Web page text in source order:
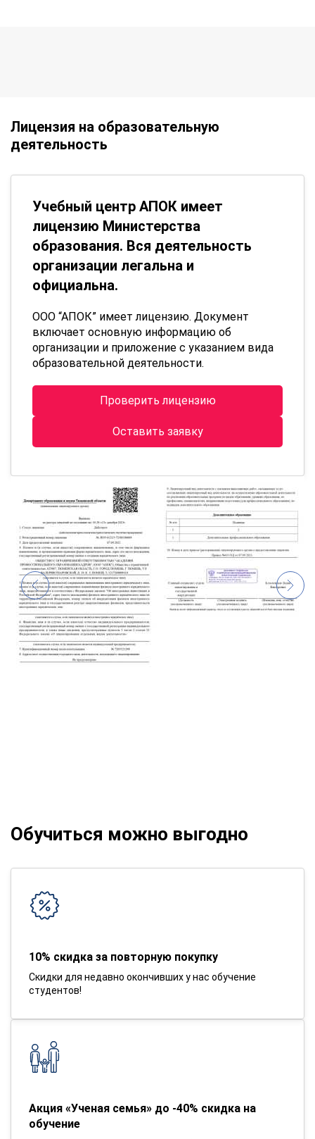
Лицензия на образовательную
деятельность
Учебный центр АПОК имеет
лицензию Министерства
образования. Вся деятельность
организации легальна и
официальна.
ООО “АПОК” имеет лицензию. Документ
включает основную информацию об
организации и приложение с указанием вида
образовательной деятельности.
Проверить лицензию
Оставить заявку
Обучиться можно выгодно
10% скидка за повторную покупку
Скидки для недавно окончивших у нас обучение
студентов!
Акция «Ученая семья» до -40% скидка на
обучение